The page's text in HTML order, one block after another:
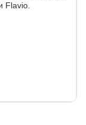
Flavio.